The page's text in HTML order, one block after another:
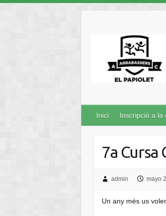
Inici Inscripció a la
7a Cursa
admin mayo
Un any més us